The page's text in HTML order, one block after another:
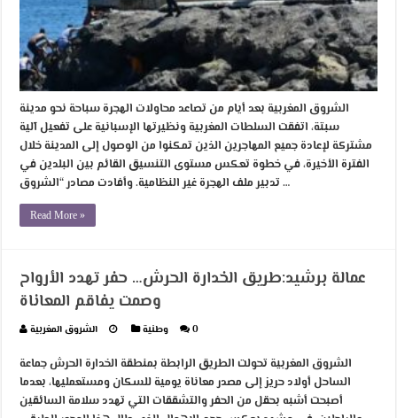
الشروق المغربية بعد أيام من تصاعد محاولات الهجرة سباحة نحو مدينة
سبتة، اتفقت السلطات المغربية ونظيرتها الإسبانية على تفعيل آلية
مشتركة لإعادة جميع المهاجرين الذين تمكنوا من الوصول إلى المدينة خلال
الفترة الأخيرة، في خطوة تعكس مستوى التنسيق القائم بين البلدين في
تدبير ملف الهجرة غير النظامية. وأفادت مصادر “الشروق …
Read More »
عمالة برشيد:طريق الخدارة الحرش… حفر تهدد الأرواح
وصمت يفاقم المعاناة
الشروق المغربية وطنية 0
الشروق المغربية تحولت الطريق الرابطة بمنطقة الخدارة الحرش جماعة
الساحل أولاد حريز إلى مصدر معاناة يومية للسكان ومستعمليها، بعدما
أصبحت أشبه بحقل من الحفر والتشققات التي تهدد سلامة السائقين